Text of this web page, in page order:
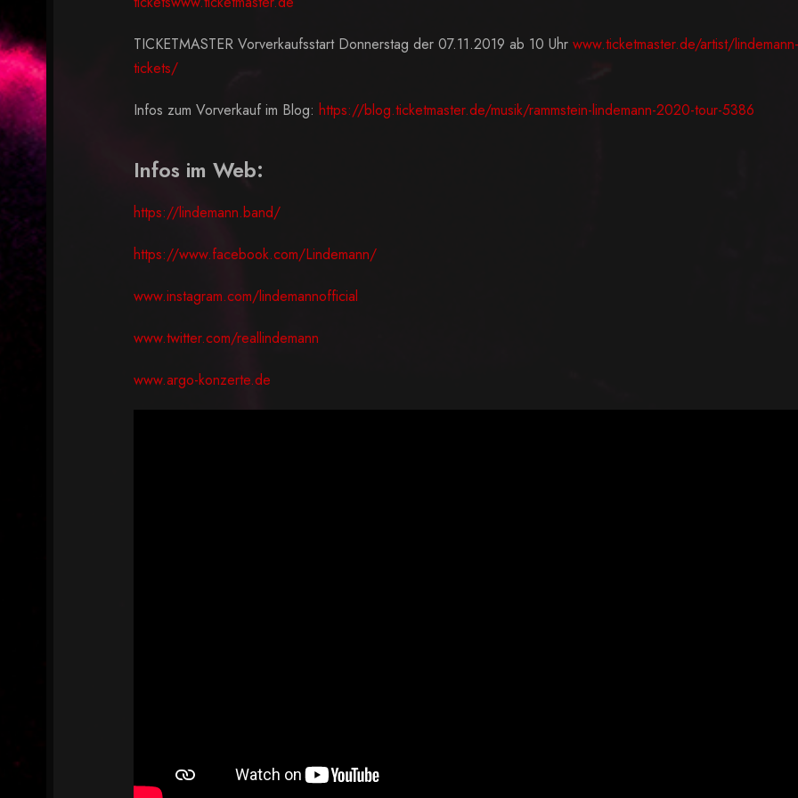
TICKETMASTER Vorverkaufsstart Donnerstag der 07.11.2019 ab 10 Uhr www.ticketmaster.de/artist/lindemann-
tickets/
Infos zum Vorverkauf im Blog: https://blog.ticketmaster.de/musik/rammstein-lindemann-2020-tour-5386
Infos im Web:
https://lindemann.band/
https://www.facebook.com/Lindemann/
www.instagram.com/lindemannofficial
www.twitter.com/reallindemann
www.argo-konzerte.de